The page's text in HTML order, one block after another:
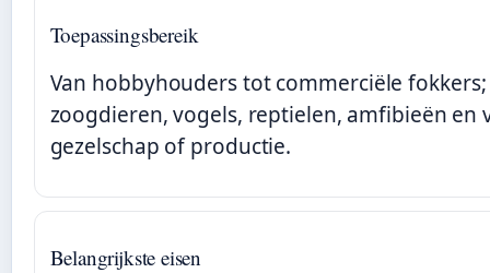
Toepassingsbereik
Van hobbyhouders tot commerciële
zoogdieren, vogels, reptielen, amfibieën en
gezelschap of productie.
Belangrijkste eisen